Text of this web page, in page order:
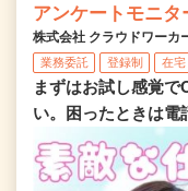
アンケートモニタ
株式会社 クラウドワーカ
業務委託 登録制 在宅
まずはお試し感覚
い。困ったときは電